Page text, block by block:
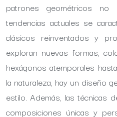
patrones geométricos
tendencias actuales se
clásicos reinventados y
exploran nuevas formas,
hexágonos atemporales
la naturaleza, hay un diseño
estilo. Además, las técnicas
composiciones únicas y